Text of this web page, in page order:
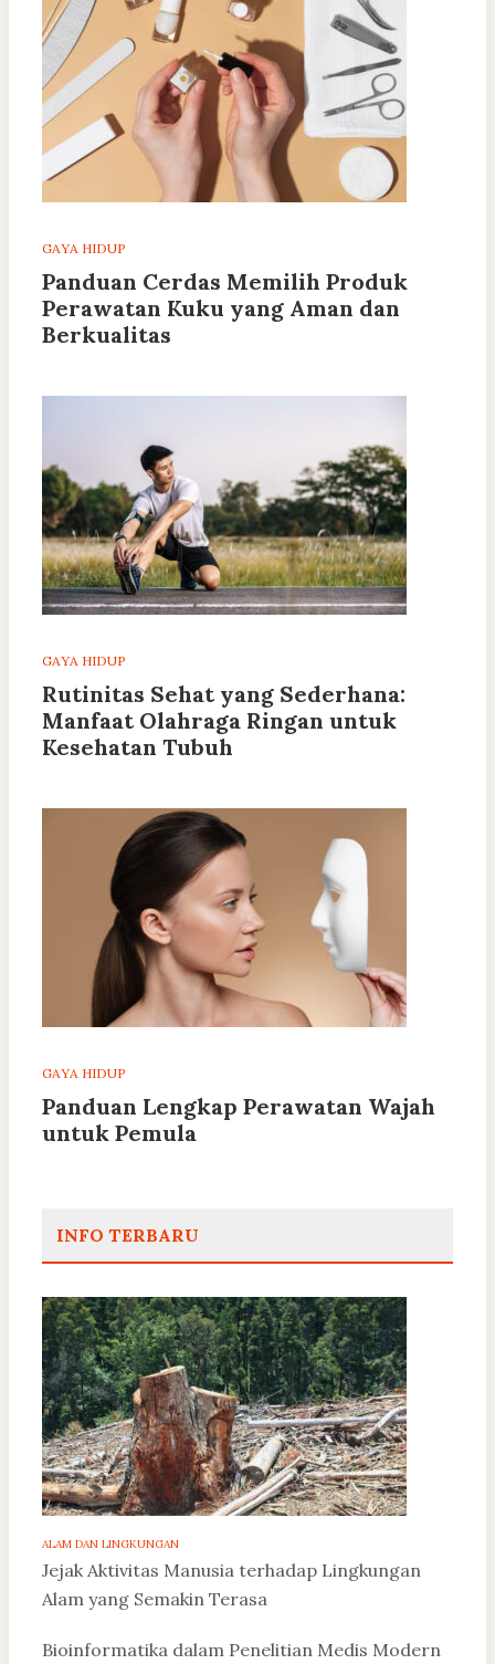
GAYA HIDUP
Panduan Cerdas Memilih Produk
Perawatan Kuku yang Aman dan
Berkualitas
GAYA HIDUP
Rutinitas Sehat yang Sederhana:
Manfaat Olahraga Ringan untuk
Kesehatan Tubuh
GAYA HIDUP
Panduan Lengkap Perawatan Wajah
untuk Pemula
INFO TERBARU
ALAM DAN LINGKUNGAN
Jejak Aktivitas Manusia terhadap Lingkungan
Alam yang Semakin Terasa
Bioinformatika dalam Penelitian Medis Modern